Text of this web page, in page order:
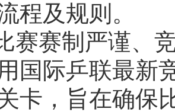
程及规则。
赛赛制严谨、
国际乒联最新
卡，旨在确保